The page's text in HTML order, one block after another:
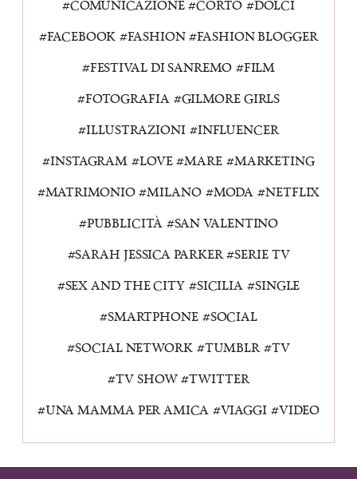
COMUNICAZIONE
CORTO
DOLCI
FACEBOOK
FASHION
FASHION BLOGGER
FESTIVAL DI SANREMO
FILM
FOTOGRAFIA
GILMORE GIRLS
ILLUSTRAZIONI
INFLUENCER
INSTAGRAM
LOVE MARE
MARKETING
MATRIMONIO
MILANO MODA
NETFLIX
PUBBLICITÀ
SAN VALENTINO
SARAH JESSICA PARKER
SERIE TV
SEX AND THE CITY
SICILIA
SINGLE
SMARTPHONE
SOCIAL
SOCIAL NETWORK
TUMBLR
TV
TV SHOW
TWITTER
UNA MAMMA PER AMICA
VIAGGI VIDEO